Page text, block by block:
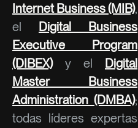
Internet Business (MIB),
el Digital Business
Executive Program
(DIBEX)y el Digital
Master Business
Administration (DMBA);
todas líderes expertas